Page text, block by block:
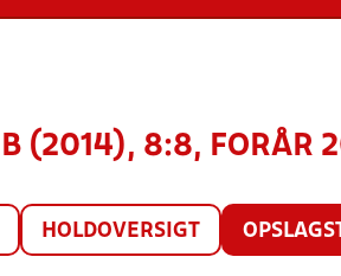
B (2014), 8:8, FORÅR
HOLDOVERSIGT